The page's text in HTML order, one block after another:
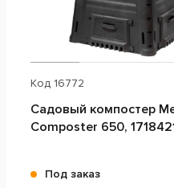
Код 16772
Садовый компостер
Composter 650,
Под заказ